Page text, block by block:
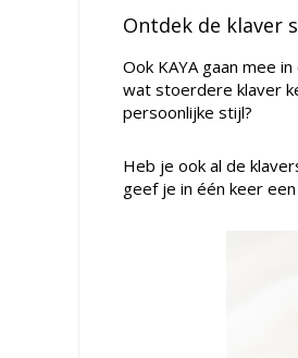
Ontdek de klaver
Ook KAYA gaan mee
wat stoerdere klaver
persoonlijke stijl?
Heb je ook al de
geef je in één keer